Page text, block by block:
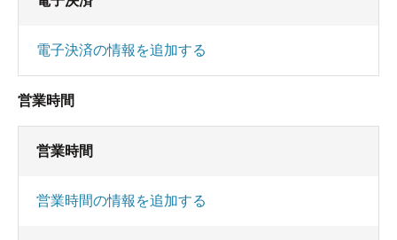
電子決済の情報を追加する
営業時間
営業時間
営業時間の情報を追加する